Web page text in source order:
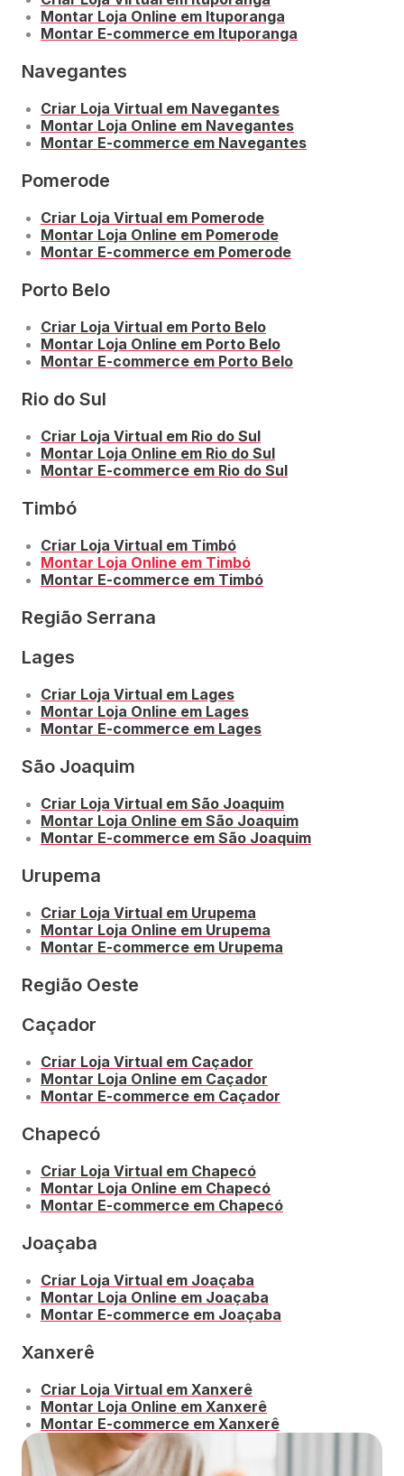
Montar Loja Online em Ituporanga
Montar E-commerce em Ituporanga
Navegantes
Criar Loja Virtual em Navegantes
Montar Loja Online em Navegantes
Montar E-commerce em Navegantes
Pomerode
Criar Loja Virtual em Pomerode
Montar Loja Online em Pomerode
Montar E-commerce em Pomerode
Porto Belo
Criar Loja Virtual em Porto Belo
Montar Loja Online em Porto Belo
Montar E-commerce em Porto Belo
Rio do Sul
Criar Loja Virtual em Rio do Sul
Montar Loja Online em Rio do Sul
Montar E-commerce em Rio do Sul
Timbó
Criar Loja Virtual em Timbó
Montar Loja Online em Timbó
Montar E-commerce em Timbó
Região Serrana
Lages
Criar Loja Virtual em Lages
Montar Loja Online em Lages
Montar E-commerce em Lages
São Joaquim
Criar Loja Virtual em São Joaquim
Montar Loja Online em São Joaquim
Montar E-commerce em São Joaquim
Urupema
Criar Loja Virtual em Urupema
Montar Loja Online em Urupema
Montar E-commerce em Urupema
Região Oeste
Caçador
Criar Loja Virtual em Caçador
Montar Loja Online em Caçador
Montar E-commerce em Caçador
Chapecó
Criar Loja Virtual em Chapecó
Montar Loja Online em Chapecó
Montar E-commerce em Chapecó
Joaçaba
Criar Loja Virtual em Joaçaba
Montar Loja Online em Joaçaba
Montar E-commerce em Joaçaba
Xanxerê
Criar Loja Virtual em Xanxerê
Montar Loja Online em Xanxerê
Montar E-commerce em Xanxerê